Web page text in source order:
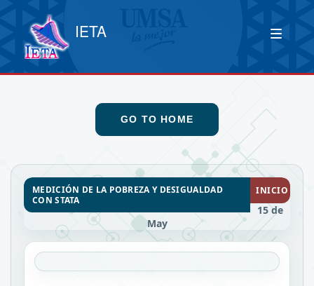
IETA
GO TO HOME
MEDICIÓN DE LA POBREZA Y DESIGUALDAD
CON STATA
INICIO
15 de
May